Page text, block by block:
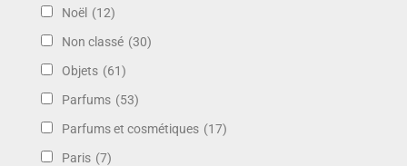
Noël (12)
Non classé (30)
Objets (61)
Parfums (53)
Parfums et cosmétiques (17)
Paris (7)